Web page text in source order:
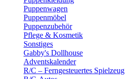
Puppenwagen
Puppenmöbel
Puppenzubehör
Pflege & Kosmetik
Sonstiges
Gabby's Dollhouse
Adventskalender
R/C – Ferngesteuertes Spielzeug